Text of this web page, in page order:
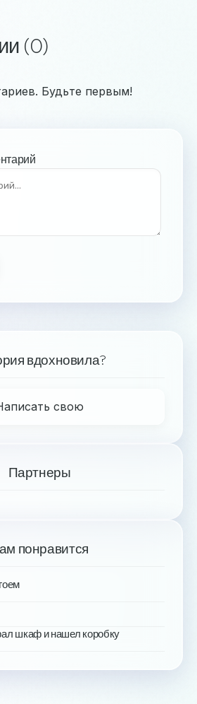
(0)
Будьте первым!
вдохновила?
свою
Партнеры
понравится
шкаф и нашел коробку